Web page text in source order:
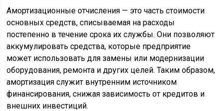
Амортизационные отчисления — это часть стоимости
основных средств, списываемая на расходы
постепенно в течение срока их службы. Они позволяют
аккумулировать средства, которые предприятие
может использовать для замены или модернизации
оборудования, ремонта и других целей. Таким образом,
амортизация служит внутренним источником
финансирования, снижая зависимость от кредитов и
внешних инвестиций.